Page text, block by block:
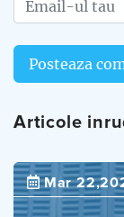
Posteaza
Articole
Mar